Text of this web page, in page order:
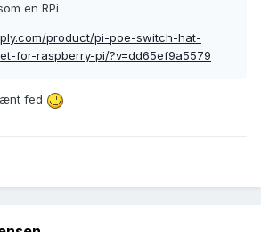
en RPi
product/pi-poe-switch-hat-
for-raspberry-pi/?v=dd65ef9a5579
fed